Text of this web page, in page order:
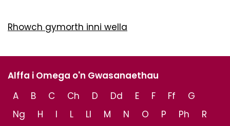
Rhowch gymorth inni wella
Alffa i Omega o'n Gwasanaethau
A
B C Ch D Dd E F Ff
G
Ng
H I L Ll M N O P Ph
R